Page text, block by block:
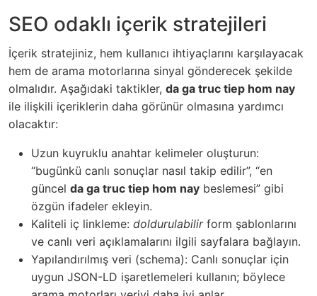
SEO odaklı içerik stratejileri
İçerik stratejiniz, hem kullanıcı ihtiyaçlarını karşılayacak
hem de arama motorlarına sinyal gönderecek şekilde
olmalıdır. Aşağıdaki taktikler, da ga truc tiep hom nay
ile ilişkili içeriklerin daha görünür olmasına yardımcı
olacaktır:
Uzun kuyruklu anahtar kelimeler oluşturun:
“bugünkü canlı sonuçlar nasıl takip edilir”, “en
güncel da ga truc tiep hom nay beslemesi” gibi
özgün ifadeler ekleyin.
Kaliteli iç linkleme: doldurulabilirform şablonlarını
ve canlı veri açıklamalarını ilgili sayfalara bağlayın.
Yapılandırılmış veri (schema): Canlı sonuçlar için
uygun JSON-LD işaretlemeleri kullanın; böylece